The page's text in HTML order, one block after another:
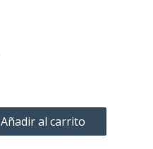
Añadir al carrito